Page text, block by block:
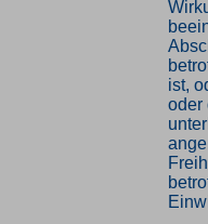
ist,
oder